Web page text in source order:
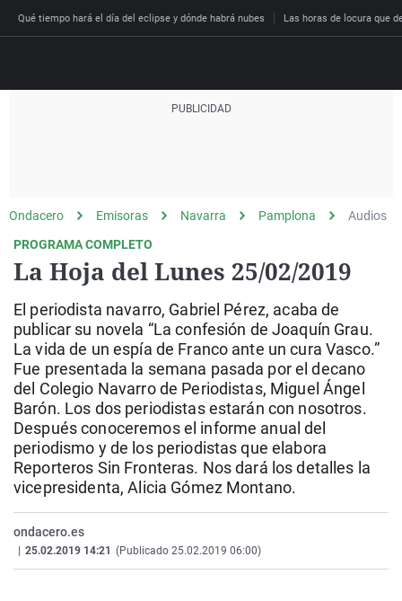
Qué tiempo hará el día del eclipse y dónde habrá nubes Las horas de locura que
Por fin
Julia en la onda
Radioestadio
Radioestadio noche
El colegio invisible
La rosa de los vientos
Gente viajera
Como el perro y el
Malas decisiones
Expedientes del más
Invisibles
Prohibido morirse
Esto no ha pasado
Caso
Retornados
Equipo de
Operación Viuda
Aragón
Baleares
Cataluña
Comunidad de Madrid
Comunitat Valenciana
Extremadura
Galicia
La Rioja
Navarra
País Vasco
Economía
Deportes
Baloncesto
Tenis
El tiempo
Más noticias
Mundo
Salud
Ciencia y Tecnología
Gastronomía
Medio ambiente
Virales
Televisión
Elecciones
Ondacero Emisoras Navarra Pamplona
Audios
PROGRAMA COMPLETO
La Hoja del Lunes 25/02/2019
El periodista navarro, Gabriel Pérez, acaba de
publicar su novela “La confesión de Joaquín Grau.
La vida de un espía de Franco ante un cura Vasco.”
Fue presentada la semana pasada por el decano
del Colegio Navarro de Periodistas, Miguel Ángel
Barón. Los dos periodistas estarán con nosotros.
Después conoceremos el informe anual del
periodismo y de los periodistas que elabora
Reporteros Sin Fronteras. Nos dará los detalles la
vicepresidenta, Alicia Gómez Montano.
ondacero.es
25.02.2019 14:21 (Publicado 25.02.2019 06:00)